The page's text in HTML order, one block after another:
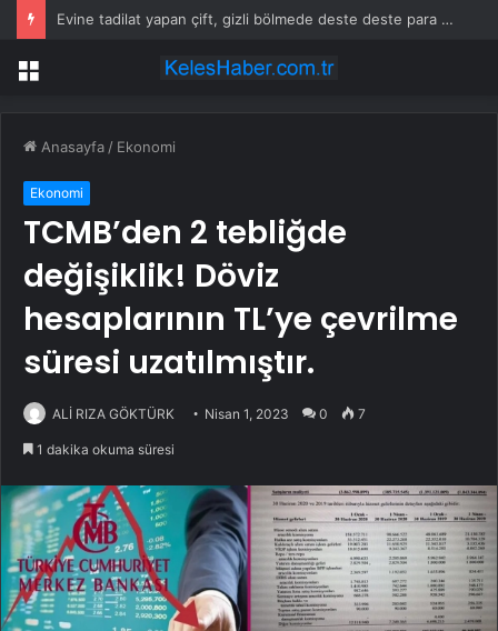
Evine tadilat yapan çift, gizli bölmede deste deste para buldu
Menü
Anasayfa / Ekonomi
Ekonomi
TCMB’den 2 tebliğde
değişiklik! Döviz
hesaplarının TL’ye çevrilme
süresi uzatılmıştır.
ALİ RIZA GÖKTÜRK Nisan 1, 2023 0 7
1 dakika okuma süresi